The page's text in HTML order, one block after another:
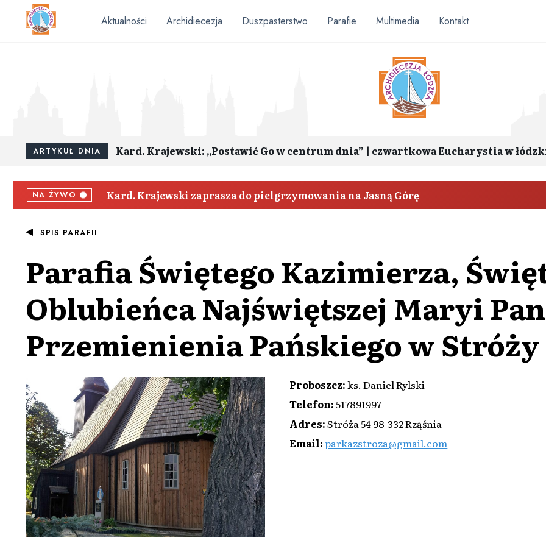
Aktualności Archidiecezja Duszpasterstwo Parafie Multimedia Kontakt
ARTYKUŁ DNIA Kard. Krajewski: „Postawić Go w centrum dnia” | czwartkowa Eucharystia w
NA ŻYWO Kard. Krajewski zaprasza do pielgrzymowania na Jasną Górę
SPIS PARAFII
ParafiaŚwiętego Kazimierza,
Oblubieńca Najświętszej Maryi
Przemienienia Pańskiego w Stróży
Proboszcz:ks. Daniel Rylski
Telefon:517891997
Adres:Stróża 54 98-332 Rząśnia
Email:parkazstroza@gmail.com